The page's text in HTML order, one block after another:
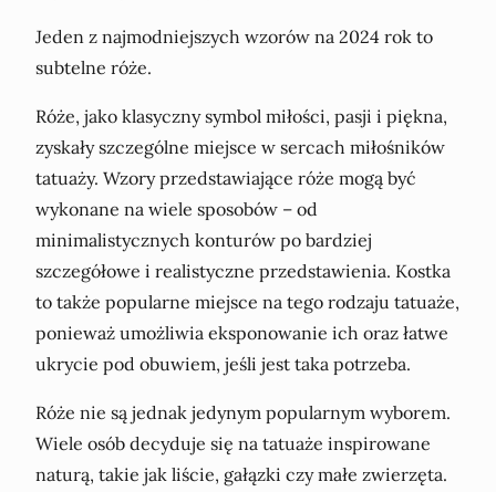
Jeden z najmodniejszych wzorów na 2024 rok to
subtelne róże.
Róże, jako klasyczny symbol miłości, pasji i piękna,
zyskały szczególne miejsce w sercach miłośników
tatuaży. Wzory przedstawiające róże mogą być
wykonane na wiele sposobów – od
minimalistycznych konturów po bardziej
szczegółowe i realistyczne przedstawienia. Kostka
to także popularne miejsce na tego rodzaju tatuaże,
ponieważ umożliwia eksponowanie ich oraz łatwe
ukrycie pod obuwiem, jeśli jest taka potrzeba.
Róże nie są jednak jedynym popularnym wyborem.
Wiele osób decyduje się na tatuaże inspirowane
naturą, takie jak liście, gałązki czy małe zwierzęta.